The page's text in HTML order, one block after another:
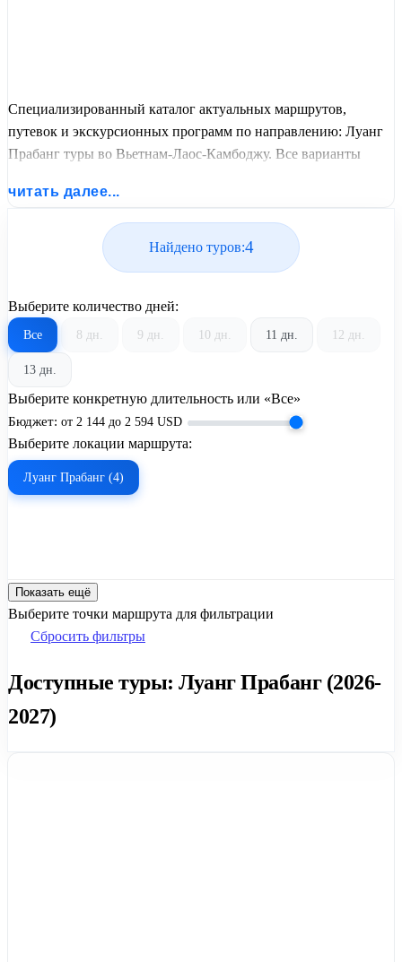
Специализированный каталог актуальных маршрутов,
путевок и экскурсионных программ по направлению: Луанг
Прабанг туры во Вьетнам-Лаос-Камбоджу. Все варианты
автобусным проездом и актуальным графиком заездов от
United Travel Systems.
читать далее...
Найдено туров:4
Выберите количество дней:
Все 8 дн. 9 дн. 10 дн. 11 дн. 12 дн.
13 дн.
Выберите конкретную длительность или «Все»
Бюджет: от 2 144 до 2 594 USD
Выберите локации маршрута:
Луанг Прабанг (4)
Показать ещё
Выберите точки маршрута для фильтрации
Сбросить фильтры
Доступные туры: Луанг Прабанг (2026-
2027)